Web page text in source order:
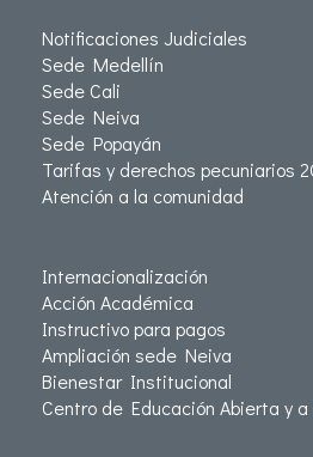
Notificaciones Judiciales
Sede Medellín
Sede Cali
Sede Neiva
Sede Popayán
Tarifas y derechos pecuniarios
Atención a la comunidad
Internacionalización
Acción Académica
Instructivo para pagos
Ampliación sede Neiva
Bienestar Institucional
Centro de Educación Abierta y